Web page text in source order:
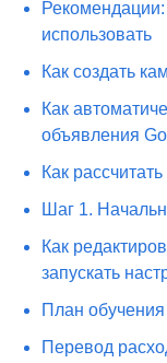
Рекомендации:
использовать
Как создать
Как
объявления
Как
Шаг 1.
Как
запускать
План обучения
Перевод